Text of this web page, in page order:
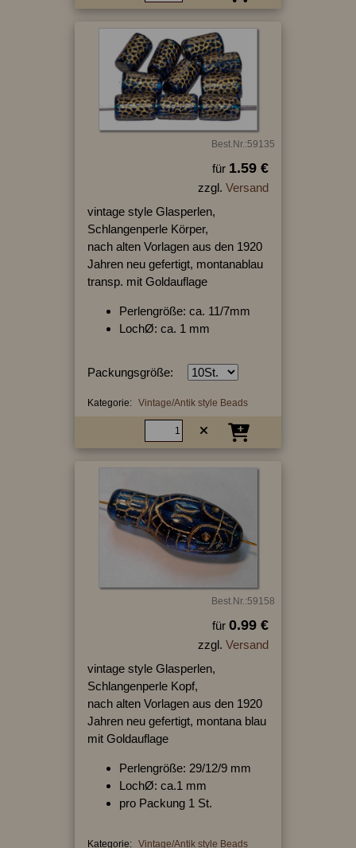
Best.Nr.:59135
für 1.59 €
zzgl. Versand
vintage style Glasperlen,
Schlangenperle Körper,
nach alten Vorlagen aus den 1920
Jahren neu gefertigt, montanablau
transp. mit Goldauflage
Perlengröße: ca. 11/7mm
LochØ: ca. 1 mm
Packungsgröße:
Kategorie: Vintage/Antik style Beads
Best.Nr.:59158
für 0.99 €
zzgl. Versand
vintage style Glasperlen,
Schlangenperle Kopf,
nach alten Vorlagen aus den 1920
Jahren neu gefertigt, montana blau
mit Goldauflage
Perlengröße: 29/12/9 mm
LochØ: ca.1 mm
pro Packung 1 St.
Kategorie: Vintage/Antik style Beads